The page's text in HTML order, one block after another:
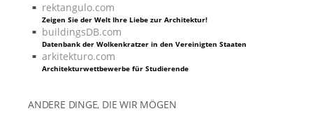
rektangulo.com
Zeigen Sie der Welt Ihre Liebe zur Architektur!
buildingsDB.com
Datenbank der Wolkenkratzer in den Vereinigten Staaten
arkitekturo.com
Architekturwettbewerbe für Studierende
ANDERE DINGE, DIE WIR MÖGEN